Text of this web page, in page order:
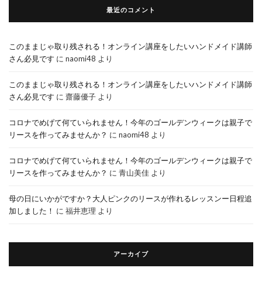
最近のコメント
このままじゃ取り残される！オンライン講座をしたいハンドメイド講師
さん必見です に naomi48 より
このままじゃ取り残される！オンライン講座をしたいハンドメイド講師
さん必見です に 齋藤優子 より
コロナでめげて何ていられません！今年のゴールデンウィークは親子で
リースを作ってみませんか？ に naomi48 より
コロナでめげて何ていられません！今年のゴールデンウィークは親子で
リースを作ってみませんか？ に 青山美佳 より
母の日にいかがですか？大人ピンクのリースが作れるレッスンー日程追
加しました！ に 福井恵理 より
アーカイブ